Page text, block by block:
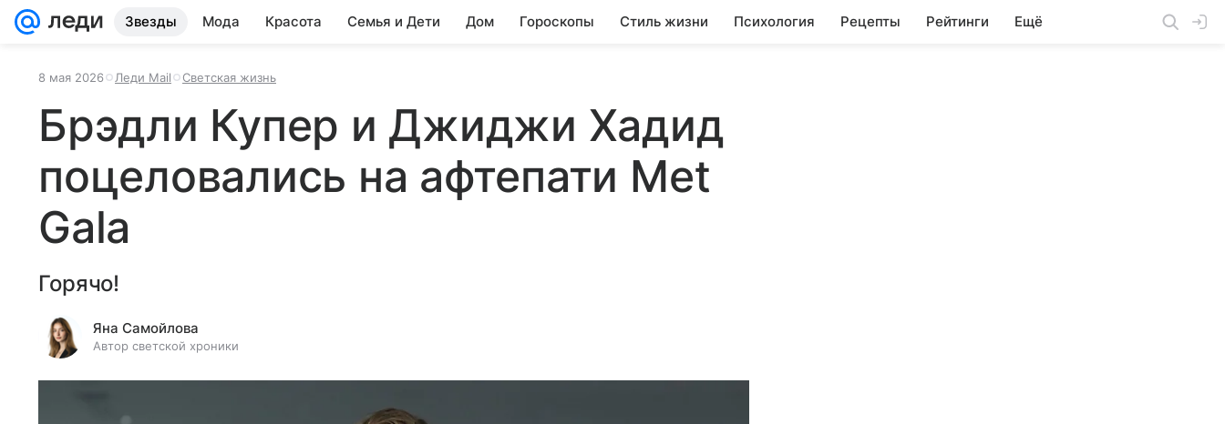
Звезды Мода Красота Семья и Дети Дом Гороскопы Стиль жизни Психология Рецепты Рейтинги Ещё
8 мая 2026 Леди Mail Светская жизнь
Брэдли Купер и Джиджи Хадид
поцеловались на афтепати Met
Gala
Горячо!
Яна Самойлова
Автор светской хроники